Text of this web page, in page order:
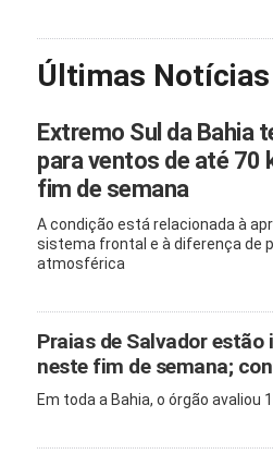
Últimas Notícias
Extremo Sul da Bahia
para ventos de até 70
fim de semana
A condição está relacionada à
sistema frontal e à diferença de
atmosférica
Praias de Salvador estão
neste fim de semana;
Em toda a Bahia, o órgão avaliou